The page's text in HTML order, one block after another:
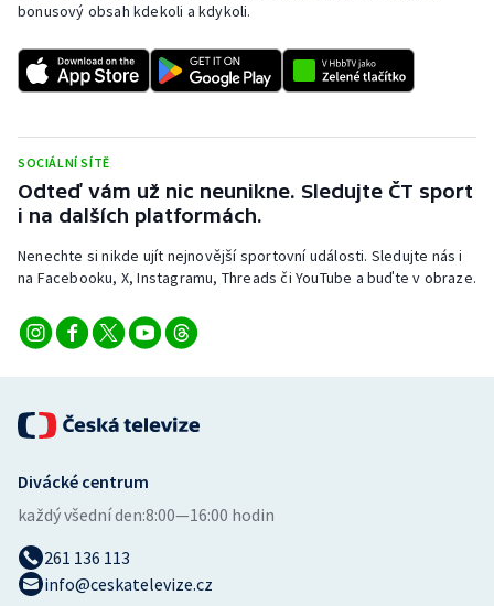
Sportovní střelba
Stolní tenis
Triatlon
Veslování
Volejbal
bonusový obsah kdekoli a kdykoli.
SOCIÁLNÍ SÍTĚ
Odteď vám už nic neunikne. Sledujte ČT sport
i na dalších platformách.
Nenechte si nikde ujít nejnovější sportovní události. Sledujte nás i
na Facebooku, X, Instagramu, Threads či YouTube a buďte v obraze.
Divácké centrum
každý všední den:8:00—16:00 hodin
261 136 113
info@ceskatelevize.cz